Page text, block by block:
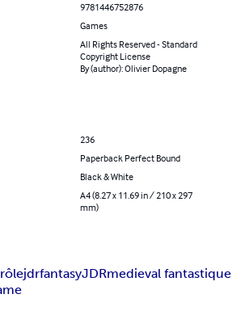
9781446752876
Games
All Rights Reserved - Standard
Copyright License
By (author): Olivier Dopagne
236
Paperback Perfect Bound
Black & White
A4 (8.27 x 11.69 in / 210 x 297
mm)
jdrfantasyJDRmedieval fantastique